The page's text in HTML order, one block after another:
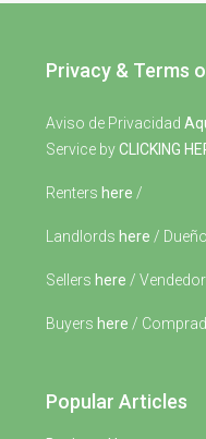
Privacy & Terms
Aviso de Privacidad
Service byCLICKING
Renters here /
Landlords here /
Sellers here /
Buyers here /
Popular Articles